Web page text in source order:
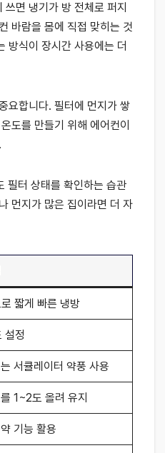
면 냉기가 방 전체로 퍼지
바람을 몸에 직접 맞히는 것
방식이 장시간 사용에는 더
요합니다. 필터에 먼지가 쌓
도를 만들기 위해 에어컨이
필터 상태를 확인하는 습관
먼지가 많은 집이라면 더 자
짧게 빠른 냉방
정
서큘레이터 약풍 사용
1~2도 올려 유지
기능 활용